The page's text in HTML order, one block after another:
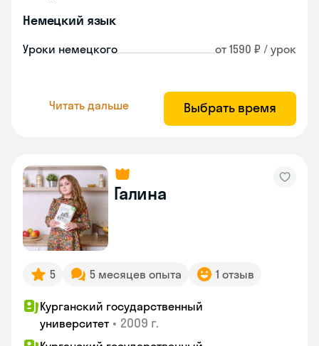
Немецкий язык
Уроки немецкого от 1590 ₽ / урок
Читать дальше Выбрать время
Галина
5 5 месяцев опыта 1 отзыв
Курганский государственный
университет • 2009 г.